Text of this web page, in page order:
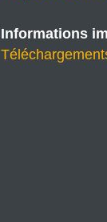
Informations